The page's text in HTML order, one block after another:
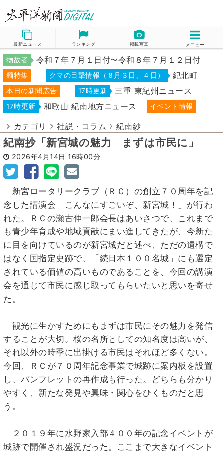
最新ニュース ランキング 掲載写真 メニュー
物故者 令和７年７月１日付〜令和８年７月１２日付
麺特集 クマの目撃情報（８月３日、４日） 紀北町
本日の新聞広告 17時更新 三重 東紀州ニュース
17時更新 和歌山 紀南地方ニュース イベント情報
カテゴリ 社説・コラム 紀南紗
紀南抄「新宮城の魅力 まずは市民に」
2026年4月14日 16時00分
新宮ロータリークラブ（ＲＣ）の創立７０周年を記
念した講演会「こんなにすごいぞ、新宮城！」が行わ
れた。ＲＣの瀬古伸一郎会長はあいさつで、これまで
も青少年育成や地域貢献にまい進してきたが、今新た
に目を向けているのが新宮城だと述べ、ただの遺構で
はなく国指定史跡で、「続日本１００名城」にも選定
されている価値の高いものであることを、今回の講演
会を通じて市民に感じ取ってもらいたいと思いを寄せ
た。
観光に生かすためにもまずは市民にその魅力を発信
することが大切。桜の名所としての知名度は高いが、
それ以外の時季に出掛ける市民はそれほど多くない。
今回、ＲＣが７０周年記念事業で城跡に案内板を設置
し、パンフレットの再作成も行った。どちらも分かり
やすく、新たな発見や興味・関心をひくものだと思
う。
２０１９年に水野家入部４００年の記念イベントが
城跡で開催され盛況だった。ここまで大きなイベント